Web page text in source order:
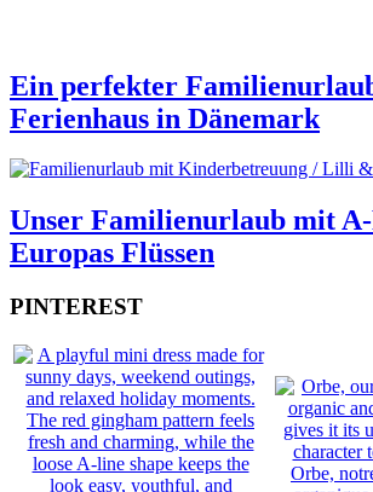
Ein perfekter
Ferienhaus in Dänemark
Unser Familienurlaub mit
Europas Flüssen
PINTEREST